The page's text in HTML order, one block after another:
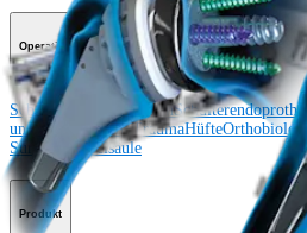
Operationsverfahren
Schulter Ellenbogen
und SprunggelenkTraumaHüfte
Surgery
Wirbelsäule
Produkt